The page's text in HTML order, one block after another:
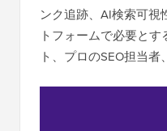
ンク追跡、AI検索可視
トフォームで必要と
ト、プロのSEO担当者